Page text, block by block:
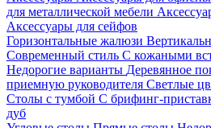
для металлической мебели
Аксессуары для сейфов
Горизонтальные жалюзи
Современный стиль С кожаными
Недорогие варианты Деревянное
приемную руководителя Светлые
Столы с тумбой С брифинг-
дуб